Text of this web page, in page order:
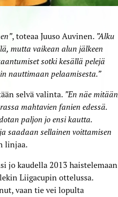
, toteaa Juuso Auvinen. ”Alku
mutta vaikean alun jälkeen
sotki kesällä pelejä
nauttimaan pelaamisesta.”
selvä valinta. ”En näe mitään
mahtavien fanien edessä.
paljon jo ensi kautta.
saadaan sellainen voittamisen
linjaa.
jo kaudella 2013 haistelemaan
Liigacupin ottelussa.
vaan tie vei lopulta